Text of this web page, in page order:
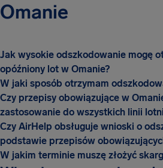
Omanie
Jak wysokie odszkodowanie mogę
opóźniony lot w Omanie?
W jaki sposób otrzymam
Czy przepisy obowiązujące w
zastosowanie do wszystkich linii
Czy AirHelp obsługuje wnioski o
podstawie przepisów
W jakim terminie muszę złożyć